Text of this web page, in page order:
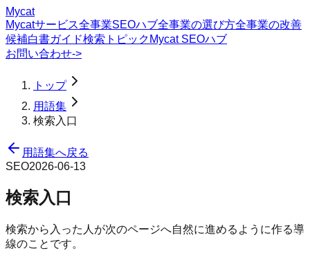
Mycat
Mycatサービス全事業SEOハブ全事業の選び方全事業の改善
候補白書ガイド検索トピック Mycat SEOハブ
お問い合わせ->
トップ
用語集
検索入口
用語集へ戻る
SEO2026-06-13
検索入口
検索から入った人が次のページへ自然に進めるように作る導
線のことです。